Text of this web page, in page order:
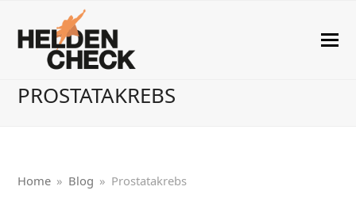
PROSTATAKREBS
Home » Blog » Prostatakrebs